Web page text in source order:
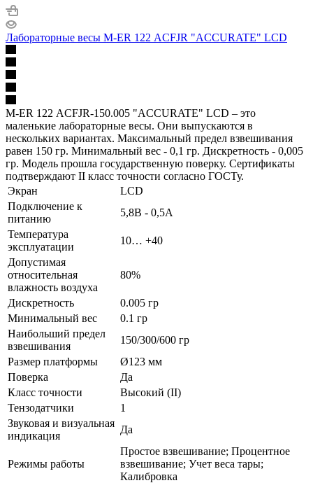
Лабораторные весы M-ER 122 АCFJR "ACCURATE" LCD
M-ER 122 АCFJR-150.005 "ACCURATE" LСD – это
маленькие лабораторные весы. Они выпускаются в
нескольких вариантах. Максимальный предел взвешивания
равен 150 гр. Минимальный вес - 0,1 гр. Дискретность - 0,005
гр. Модель прошла государственную поверку. Сертификаты
подтверждают II класс точности согласно ГОСТу.
Экран
LCD
Подключение к
питанию
5,8В - 0,5А
Температура
эксплуатации
10… +40
Допустимая
относительная
влажность воздуха
80%
Дискретность
0.005 гр
Минимальный вес
0.1 гр
Наибольший предел
взвешивания
150/300/600 гр
Размер платформы
Ø123 мм
Поверка
Да
Класс точности
Высокий (II)
Тензодатчики
1
Звуковая и визуальная
индикация
Да
Режимы работы
Простое взвешивание; Процентное
взвешивание; Учет веса тары;
Калибровка